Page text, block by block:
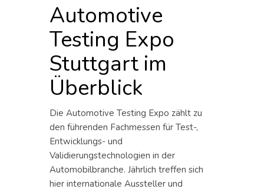
Automotive
Testing Expo
Stuttgart im
Überblick
Die Automotive Testing Expo zählt zu
den führenden Fachmessen für Test-,
Entwicklungs- und
Validierungstechnologien in der
Automobilbranche. Jährlich treffen sich
hier internationale Aussteller und